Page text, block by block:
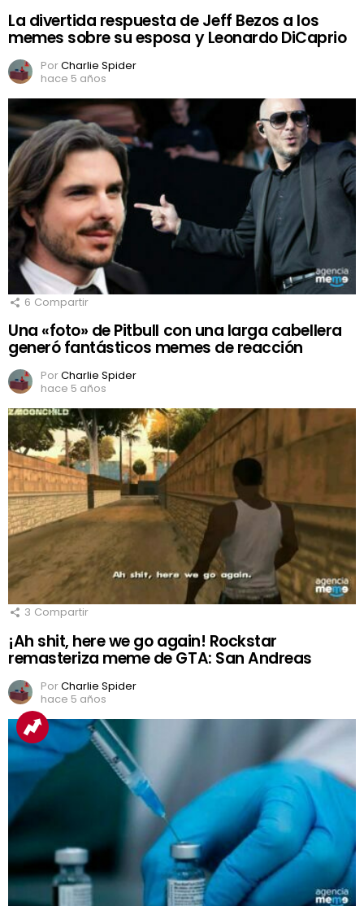
La divertida respuesta de Jeff Bezos a los
memes sobre su esposa y Leonardo DiCaprio
PorCharlie Spider
hace 5 años
6 Compartir
Una «foto» de Pitbull con una larga cabellera
generó fantásticos memes de reacción
PorCharlie Spider
hace 5 años
3 Compartir
¡Ah shit, here we go again! Rockstar
remasteriza meme de GTA: San Andreas
PorCharlie Spider
hace 5 años